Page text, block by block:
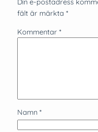
Din e-postadress
fält är märkta *
Kommentar *
Namn *